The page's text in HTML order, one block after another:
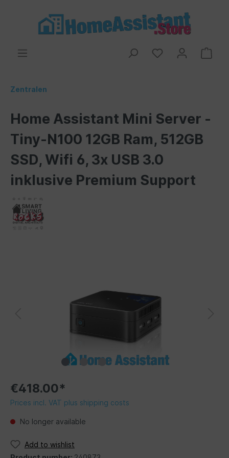
Zentralen
Home Assistant Mini Server -
Tiny-N100 12GB Ram, 512GB
SSD, Wifi 6, 3x USB 3.0
inklusive Premium Support
€418.00*
Prices incl. VAT plus shipping costs
No longer available
Add to wishlist